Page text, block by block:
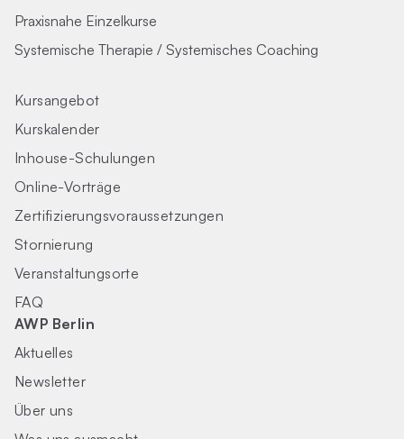
Praxisnahe Einzelkurse
Systemische Therapie / Systemisches Coaching
Kursangebot
Kurskalender
Inhouse-Schulungen
Online-Vorträge
Zertifizierungs­voraus­setzungen
Stornierung
Veranstaltungsorte
FAQ
AWP Berlin
Aktuelles
Newsletter
Über uns